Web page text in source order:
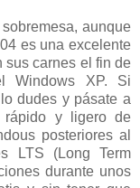
aunque
es una excelente
sus carnes el fin de
Windows XP. Si
dudes y pásate a
rápido y ligero de
posteriores al
LTS (Long Term
durante unos